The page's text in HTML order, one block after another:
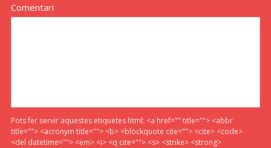
Comentari
Pots fer servir aquestes etiquetes html: <a href="" title=""> <abbr
title=""> <acronym title=""> <b> <blockquote cite=""> <cite> <code>
<del datetime=""> <em> <i> <q cite=""> <s> <strike> <strong>